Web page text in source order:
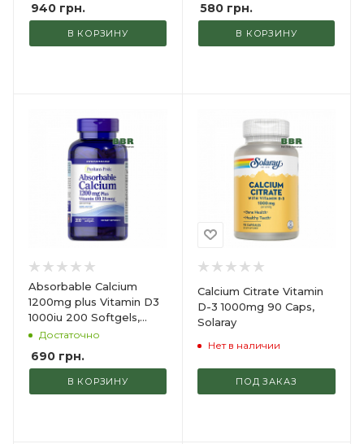
940 грн.
В КОРЗИНУ
580грн.
В КОРЗИНУ
Absorbable Calcium
1200mg plus Vitamin D3
1000iu 200 Softgels,
Puritans Pride
Достаточно
690 грн.
В КОРЗИНУ
Calcium Citrate Vitamin
D-3 1000mg 90 Caps,
Solaray
Нет в наличии
ПОД ЗАКАЗ